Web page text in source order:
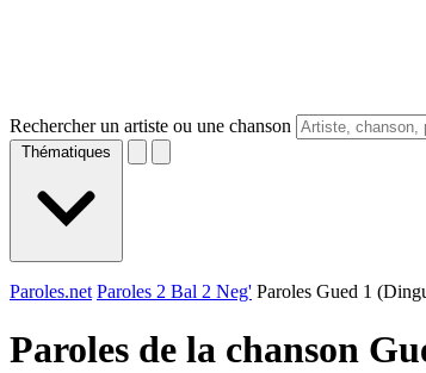
Rechercher un artiste ou une chanson
Thématiques
Paroles.net Paroles 2 Bal 2 Neg' Paroles Gued 1
Paroles de la chanson